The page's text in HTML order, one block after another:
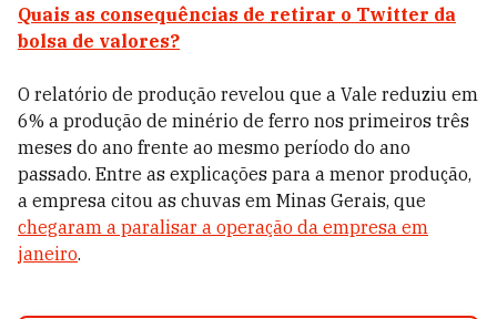
Quais as consequências de retirar o Twitter da
bolsa de valores?
O relatório de produção revelou que a Vale reduziu em
6% a produção de minério de ferro nos primeiros três
meses do ano frente ao mesmo período do ano
passado. Entre as explicações para a menor produção,
a empresa citou as chuvas em Minas Gerais, que
chegaram a paralisar a operação da empresa em
janeiro.